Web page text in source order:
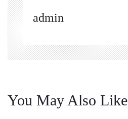
admin
You May Also Like